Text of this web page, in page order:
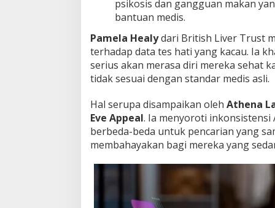
psikosis dan gangguan makan
bantuan medis.
Pamela Healydari British Liver Trust
terhadap data tes hati yang kacau. Ia
serius akan merasa diri mereka sehat
tidak sesuai dengan standar medis asli.
Hal serupa disampaikan oleh Athena
Eve Appeal. Ia menyoroti inkonsistensi
berbeda-beda untuk pencarian yang
membahayakan bagi mereka yang